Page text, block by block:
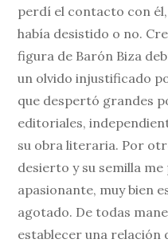
perdí el contacto con
había desistido o no.
figura de Barón Biza
un olvido injustificado
que despertó grandes
editoriales,
su obra literaria. Por
desierto y su semilla
apasionante, muy bien
agotado. De todas
establecer una